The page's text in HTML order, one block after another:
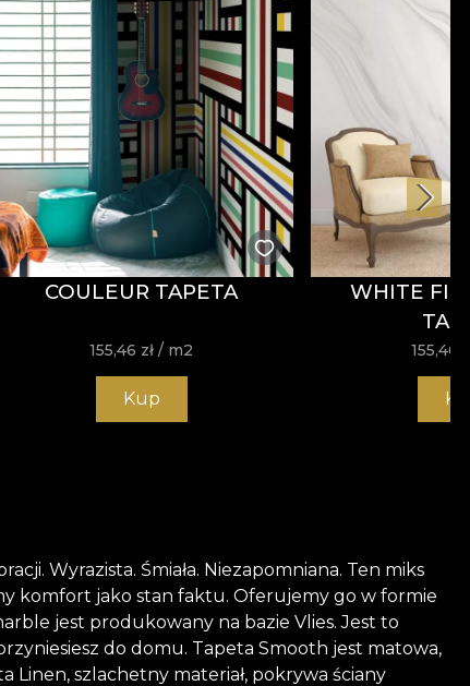
COULEUR TAPETA
155,46 zł / m2
Kup
WHITE
155,46
Wyrazista. Śmiała. Niezapomniana. Ten miks
komfort jako stan faktu. Oferujemy go w formie
jest produkowany na bazie Vlies. Jest to
do domu. Tapeta Smooth jest matowa,
szlachetny materiał, pokrywa ściany